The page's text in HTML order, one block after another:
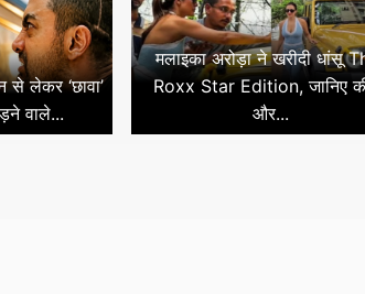
से लेकर ‘छावा’
वाले...
मलाइका अरोड़ा ने खरीदी धांसू
Roxx Star Edition, जानिए
और...